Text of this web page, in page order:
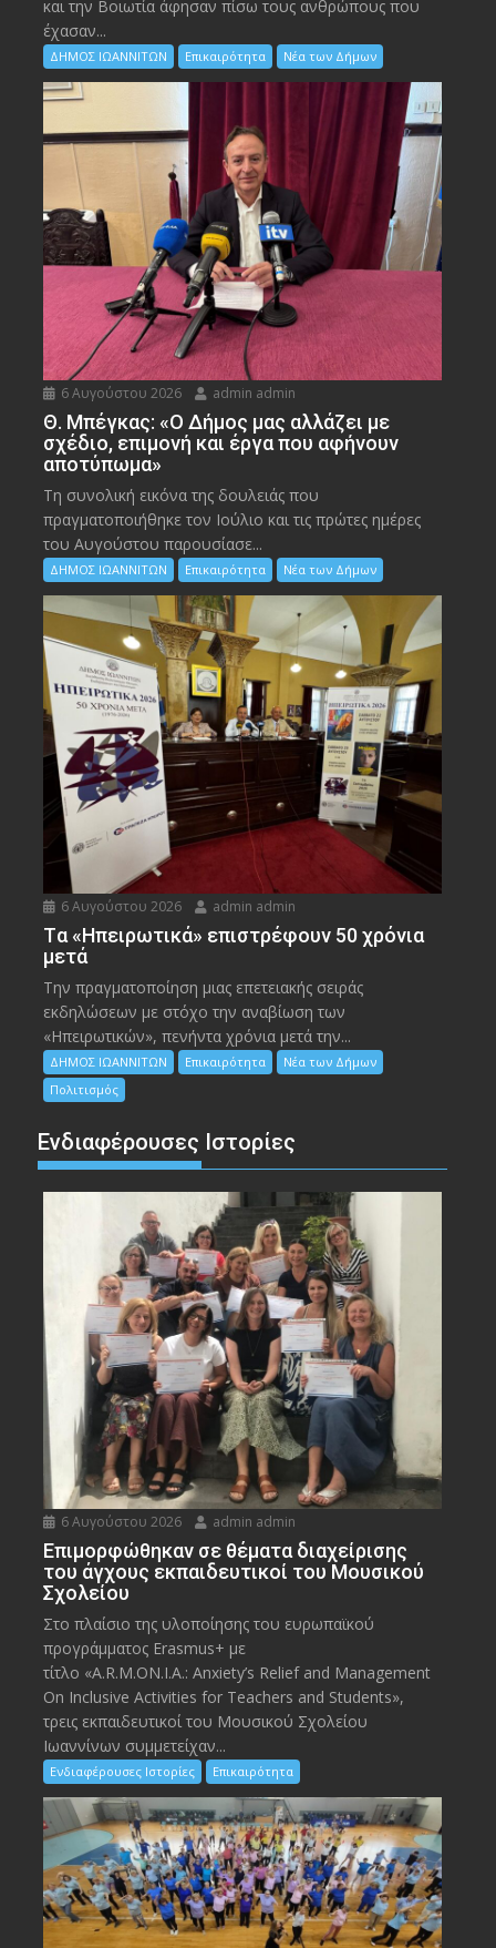
και την Bοιωτία άφησαν πίσω τους ανθρώπους που
έχασαν...
ΔΗΜΟΣ ΙΩΑΝΝΙΤΩΝ Επικαιρότητα Νέα των Δήμων
6 Αυγούστου 2026 admin admin
Θ. Μπέγκας: «Ο Δήμος μας αλλάζει με
σχέδιο, επιμονή και έργα που αφήνουν
αποτύπωμα»
Τη συνολική εικόνα της δουλειάς που
πραγματοποιήθηκε τον Ιούλιο και τις πρώτες ημέρες
του Αυγούστου παρουσίασε...
ΔΗΜΟΣ ΙΩΑΝΝΙΤΩΝ Επικαιρότητα Νέα των Δήμων
6 Αυγούστου 2026 admin admin
Tα «Ηπειρωτικά» επιστρέφουν 50 χρόνια
μετά
Την πραγματοποίηση μιας επετειακής σειράς
εκδηλώσεων με στόχο την αναβίωση των
«Ηπειρωτικών», πενήντα χρόνια μετά την...
ΔΗΜΟΣ ΙΩΑΝΝΙΤΩΝ Επικαιρότητα
Νέα των Δήμων
Πολιτισμός
Ενδιαφέρουσες Ιστορίες
6 Αυγούστου 2026 admin admin
Eπιμορφώθηκαν σε θέματα διαχείρισης
του άγχους εκπαιδευτικοί του Μουσικού
Σχολείου
Στο πλαίσιο της υλοποίησης του ευρωπαϊκού
προγράμματος Erasmus+ με
τίτλο «A.R.M.ON.I.A.: Anxiety’s Relief and Management
On Inclusive Activities for Teachers and Students»,
τρεις εκπαιδευτικοί του Μουσικού Σχολείου
Ιωαννίνων συμμετείχαν...
Ενδιαφέρουσες Ιστορίες Επικαιρότητα